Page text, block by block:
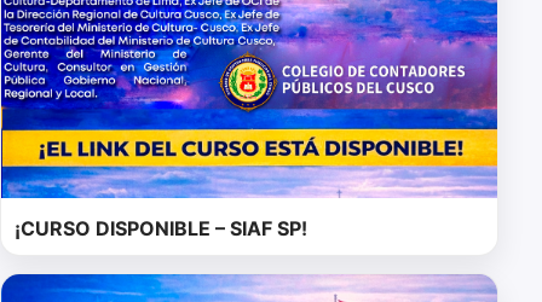
¡CURSO DISPONIBLE – SIAF SP!